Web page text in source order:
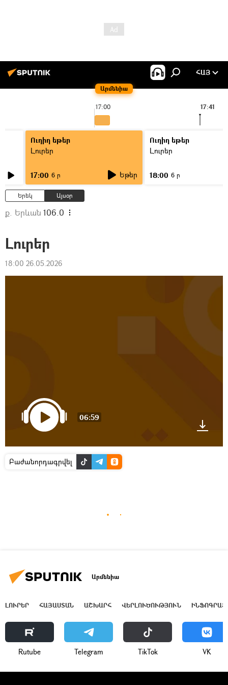
Արմենիա
ՀԱՅ
17:00 17:41
Ուղիղ եթեր
Լուրեր
17:00 6 ր Եթեր
Ուղիղ եթեր
Լուրեր
18:00 6 ր
Երեկ Այսօր
ք. Երևան 106.0
Լուրեր
18:00 26.05.2026
06:59
Բաժանորդագրվել
Արմենիա
ԼՈՒՐԵՐ ՀԱՅԱՍՏԱՆ ԱՇԽԱՐՀ ՎԵՐԼՈՒԾՈՒԹՅՈՒՆ
Rutube Telegram ТikТоk VK